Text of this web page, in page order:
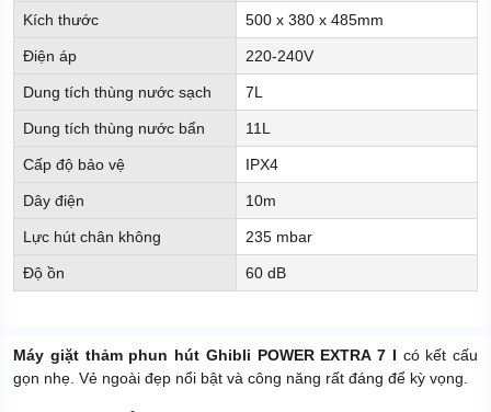
Kích thước 500 x 380 x 485mm
Điện áp 220-240V
Dung tích thùng nước sạch 7L
Dung tích thùng nước bẩn 11L
Cấp độ bảo vệ IPX4
Dây điện 10m
Lực hút chân không 235 mbar
Độ ồn 60 dB
Máy giặt thảm phun hút Ghibli POWER EXTRA 7 I có kết cấu
gọn nhẹ. Vẻ ngoài đẹp nổi bật và công năng rất đáng để kỳ vọng.